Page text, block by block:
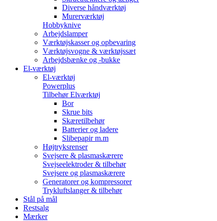
Diverse håndværktøj
Murerværktøj
Hobbyknive
Arbejdslamper
Værktøjskasser og opbevaring
Værktøjsvogne & værktøjssæt
Arbejdsbænke og -bukke
El-værktøj
El-værktøj
Powerplus
Tilbehør Elværktøj
Bor
Skrue bits
Skæretilbehør
Batterier og ladere
Slibepapir m.m
Højtryksrenser
Svejsere & plasmaskærere
Svejseelektroder & tilbehør
Svejsere og plasmaskærere
Generatorer og kompressorer
Trykluftslanger & tilbehør
Stål på mål
Restsalg
Mærker